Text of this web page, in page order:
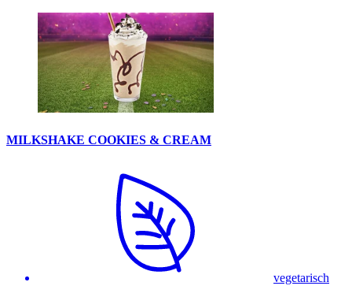
MILKSHAKE COOKIES & CREAM
vegetarisch